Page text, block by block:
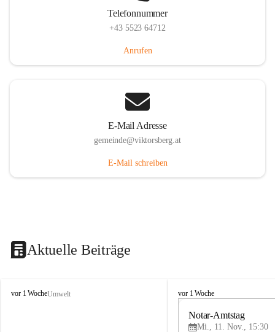
Telefonnummer
+43 5523 64712
Anrufen
E-Mail Adresse
gemeinde@viktorsberg.at
E-Mail schreiben
Aktuelle Beiträge
V
vor 1 WocheUmwelt
V
vor 1 Woche
Notar-Amtstag
Mi., 11. Nov., 15:30